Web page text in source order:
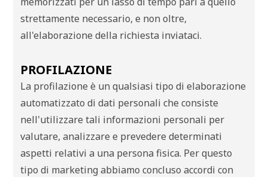
strettamente necessario, e non oltre,
all'elaborazione della richiesta inviataci.
PROFILAZIONE
La profilazione è un qualsiasi tipo di elaborazione
automatizzato di dati personali che consiste
nell'utilizzare tali informazioni personali per
valutare, analizzare e prevedere determinati
aspetti relativi a una persona fisica. Per questo
tipo di marketing abbiamo concluso accordi con